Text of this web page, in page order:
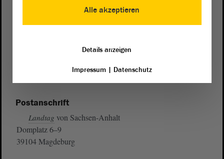
Postanschrift
Landtag von Sachsen-Anhalt
Domplatz 6–9
39104 Magdeburg
Alle akzeptieren
Details anzeigen
Impressum| Datenschutz